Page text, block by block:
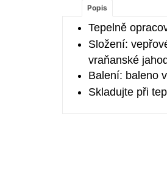
Popis
Tepelně
Složení:
vraňanské
Balení: baleno
Skladujte při